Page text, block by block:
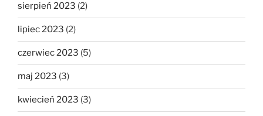
sierpień 2023 (2)
lipiec 2023 (2)
czerwiec 2023 (5)
maj 2023 (3)
kwiecień 2023 (3)